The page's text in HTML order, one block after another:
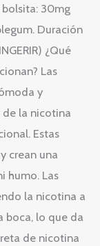
30mg
Duración
¿Qué
Las
y
la nicotina
Estas
crean una
humo. Las
la nicotina a
boca, lo que da
de nicotina